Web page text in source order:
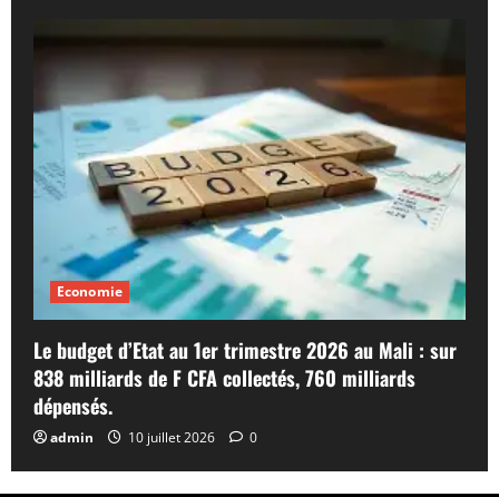
Economie
Le budget d’Etat au 1er trimestre 2026 au Mali : sur
838 milliards de F CFA collectés, 760 milliards
dépensés.
admin 10 juillet 2026 0